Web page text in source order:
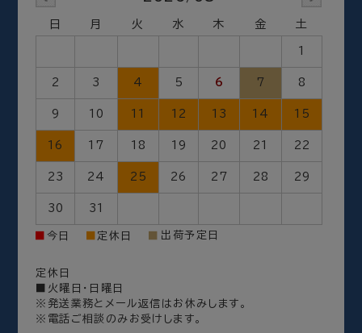
日 月 火 水 木 金 土
1
2 3 4 5 6 7 8
9 10 11 12 13 14 15
16 17 18 19 20 21 22
23 24 25 26 27 28 29
30 31
今日 定休日 出荷予定日
定休日
■火曜日・日曜日
※発送業務とメール返信はお休みします。
※電話ご相談のみお受けします。